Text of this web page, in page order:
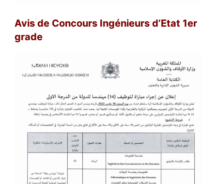
Avis de Concours Ingénieurs d’Etat 1er
grade